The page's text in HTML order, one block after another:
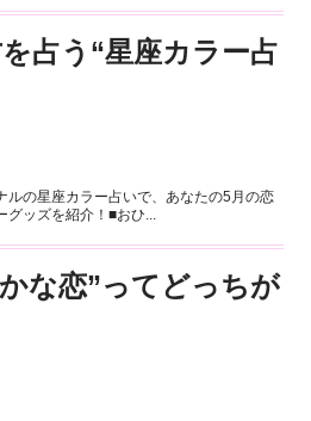
占う“星座カラー占
の星座カラー占いで、あなたの5月の恋
グッズを紹介！■おひ...
な恋”ってどっちが